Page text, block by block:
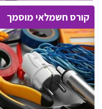
קורס חשמלאי מוסמך